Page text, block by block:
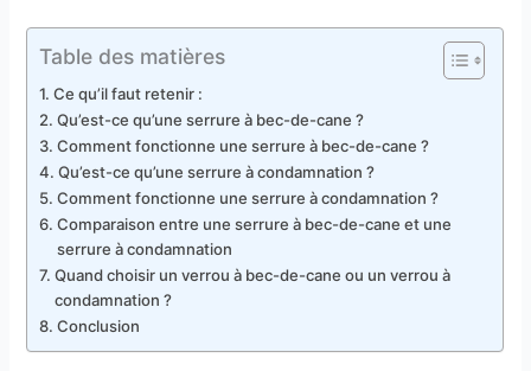
Table des matières
Ce qu’il faut retenir :
Qu’est-ce qu’une serrure à bec-de-cane ?
Comment fonctionne une serrure à bec-de-cane ?
Qu’est-ce qu’une serrure à condamnation ?
Comment fonctionne une serrure à condamnation ?
Comparaison entre une serrure à bec-de-cane et une
serrure à condamnation
Quand choisir un verrou à bec-de-cane ou un verrou à
condamnation ?
Conclusion